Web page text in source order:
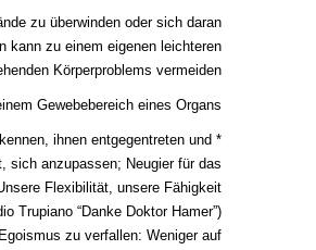
zu überwinden oder sich daran
kann zu einem eigenen leichteren
Körperproblems vermeiden.
Gewebebereich eines Organs.
ihnen entgegentreten und
sich anzupassen; Neugier für das
Flexibilität, unsere Fähigkeit
Trupiano “Danke Doktor Hamer”).
zu verfallen: Weniger auf